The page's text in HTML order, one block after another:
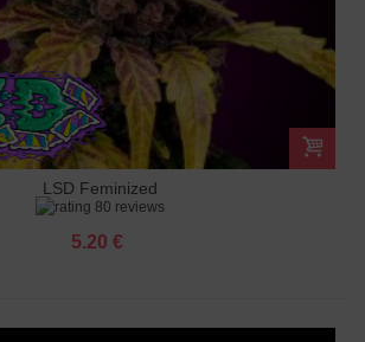
LSD Feminized
80 reviews
5.20 €